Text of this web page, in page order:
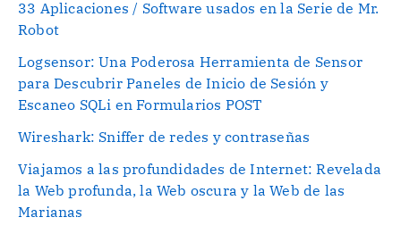
33 Aplicaciones / Software usados en la Serie de Mr.
Robot
Logsensor: Una Poderosa Herramienta de Sensor
para Descubrir Paneles de Inicio de Sesión y
Escaneo SQLi en Formularios POST
Wireshark: Sniffer de redes y contraseñas
Viajamos a las profundidades de Internet: Revelada
la Web profunda, la Web oscura y la Web de las
Marianas